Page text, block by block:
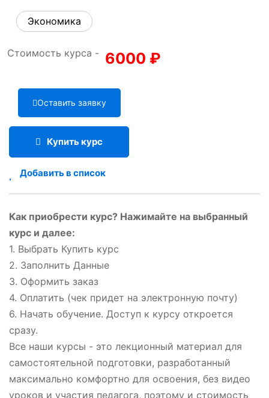
Экономика
Стоимость курса - 6000 ₽
Оставить заявку
Купить курс
Добавить в список
Как приобрести курс? Нажимайте на выбранный
курс и далее:
1. Выбрать Купить курс
2. Заполнить Данные
3. Оформить заказ
4. Оплатить (чек придет на электронную почту)
6. Начать обучение. Доступ к курсу откроется
сразу.
Все наши курсы - это лекционный материал для
самостоятельной подготовки, разработанный
максимально комфортно для освоения, без видео
уроков и участия педагога, поэтому и стоимость